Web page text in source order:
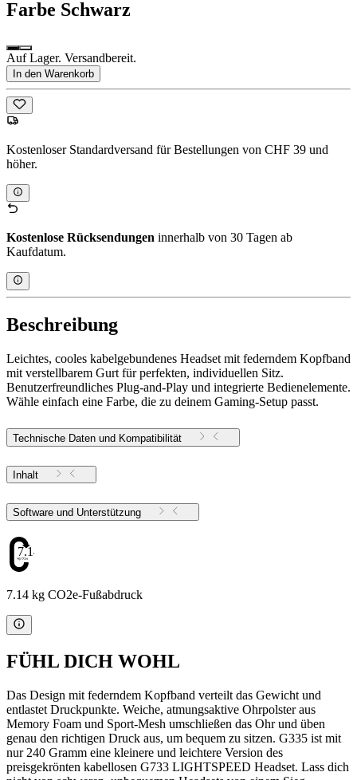
Farbe Schwarz
Auf Lager. Versandbereit.
In den Warenkorb
Kostenloser Standardversand für Bestellungen von CHF 39 und
höher.
Kostenlose Rücksendungen innerhalb von 30 Tagen ab
Kaufdatum.
Beschreibung
Leichtes, cooles kabelgebundenes Headset mit federndem Kopfband
mit verstellbarem Gurt für perfekten, individuellen Sitz.
Benutzerfreundliches Plug-and-Play und integrierte Bedienelemente.
Wähle einfach eine Farbe, die zu deinem Gaming-Setup passt.
Technische Daten und Kompatibilität
Inhalt
Software und Unterstützung
7.14
7.14 kg CO2e-Fußabdruck
FÜHL DICH WOHL
Das Design mit federndem Kopfband verteilt das Gewicht und
entlastet Druckpunkte. Weiche, atmungsaktive Ohrpolster aus
Memory Foam und Sport-Mesh umschließen das Ohr und üben
genau den richtigen Druck aus, um bequem zu sitzen. G335 ist mit
nur 240 Gramm eine kleinere und leichtere Version des
preisgekrönten kabellosen G733 LIGHTSPEED Headset. Lass dich